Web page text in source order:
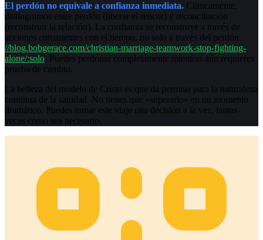
El perdón no equivale a confianza inmediata. Clínicamente,
distinguimos entre perdón (liberar el rencor) y reconciliación
(reconstruir la relación). La confianza se reconstruye a través de
acciones consistentes con el tiempo, no solo a través del perdón
//blog.bobgerace.com/christian-marriage-teamwork-stop-fighting-
alone/:solo . Puedes perdonar completamente mientras aún requieres
prueba de cambio.
La belleza del modelo de Cristo es que da permiso para la naturaleza
continua de la sanidad. No tienes que «superarlo» en un momento
dramático. Puedes tomar este viaje una decisión a la vez, tantas
veces como sea necesario.